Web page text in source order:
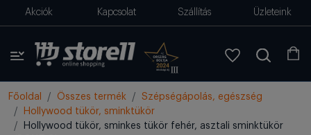
Akciók Kapcsolat Szállítás Üzleteink
Főoldal Összes termék
Szépségápolás, egészség
Hollywood tükör, sminktükör
Hollywood tükör, sminkes tükör fehér, asztali sminktükör